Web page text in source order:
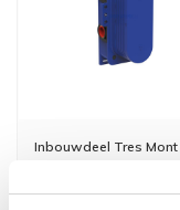
Inbouwdeel Tres Mont